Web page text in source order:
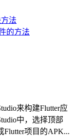
法
的方法
来构建Flutter应
中，选择顶部
Flutter项目的APK...